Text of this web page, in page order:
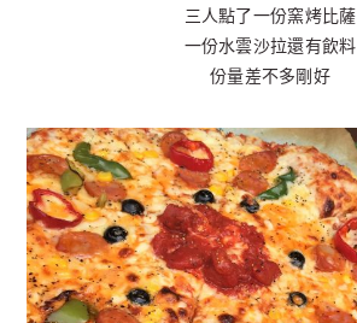
三人點了一份窯烤比薩
一份水雲沙拉還有飲料
份量差不多剛好